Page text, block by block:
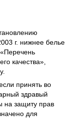
г. нижнее белье
качества»,
принять во
здравый
на защиту прав
для